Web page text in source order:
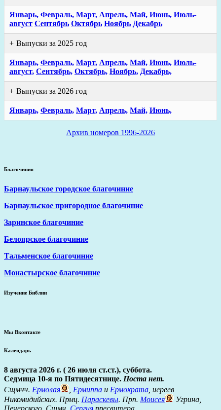
Январь, Февраль, Март, Апрель, Май, Июнь, Июль-
август Сентябрь Октябрь Ноябрь Декабрь
Выпуски за 2025 год
Январь, Февраль, Март, Апрель, Май, Июнь, Июль-
август, Сентябрь, Октябрь, Ноябрь, Декабрь,
Выпуски за 2026 год
Январь, Февраль, Март, Апрель, Май, Июнь,
Архив номеров 1996-2026
Благочиния
Барнаульское городское благочиние
Барнаульское пригородное благочиние
Заринское благочиние
Белоярское благочиние
Тальменское благочиние
Монастырское благочиние
Изучение Библии
Мы Вконтакте
Календарь
8 августа 2026 г. ( 26 июля ст.ст.), суббота.
Седмица 10-я по Пятидесятнице. Поста нет.
Сщмчч. Ермолая Ермиппа и Ермократа , иереев
Никомидийских. Прмц. Параскевы. Прп. Моисея
Угрина,
Печерского. Сщмч. Сергия пресвитера.